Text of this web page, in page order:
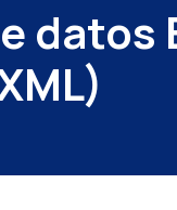
datos